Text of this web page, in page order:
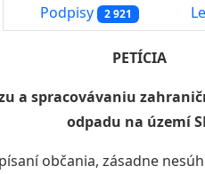
Podpisy 2 921
PETÍCIA
a spracovávaniu
odpadu na území
občania, zásadne